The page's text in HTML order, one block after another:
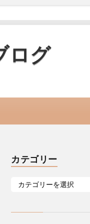
ログ
カテゴリー